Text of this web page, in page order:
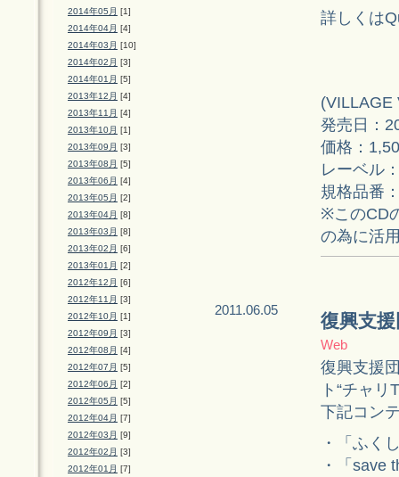
2014年05月 [1]
2014年04月 [4]
2014年03月 [10]
2014年02月 [3]
2014年01月 [5]
2013年12月 [4]
2013年11月 [4]
2013年10月 [1]
2013年09月 [3]
2013年08月 [5]
2013年06月 [4]
2013年05月 [2]
2013年04月 [8]
2013年03月 [8]
2013年02月 [6]
2013年01月 [2]
2012年12月 [6]
2012年11月 [3]
2012年10月 [1]
2012年09月 [3]
2012年08月 [4]
2012年07月 [5]
2012年06月 [2]
2012年05月 [5]
2012年04月 [7]
2012年03月 [9]
2012年02月 [3]
2012年01月 [7]
詳しくは
(VILLAGE
発売日：
価格：
レーベル
規格品番
※このCD
の為に活
2011.06.05
復興支
Web
復興支援
ト“チャリ
下記コン
・「ふく
・「save